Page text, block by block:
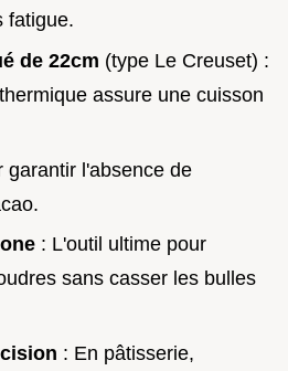
fatigue.
de 22cm (type Le Creuset) :
assure une cuisson
garantir l'absence de
: L'outil ultime pour
sans casser les bulles
: En pâtisserie,